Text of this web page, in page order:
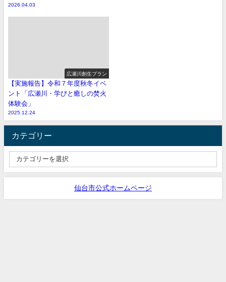
2026.04.03
広瀬川創生プラン
【実施報告】令和７年度秋冬イベ
ント「広瀬川・学びと癒しの焚火
体験会」
2025.12.24
カテゴリー
仙台市公式ホームページ